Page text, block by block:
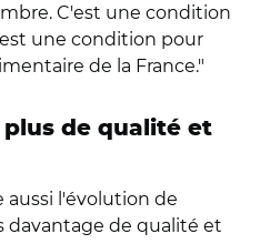
C'est une condition
une condition pour
de la France."
de qualité et
aussi l'évolution de
davantage de qualité et